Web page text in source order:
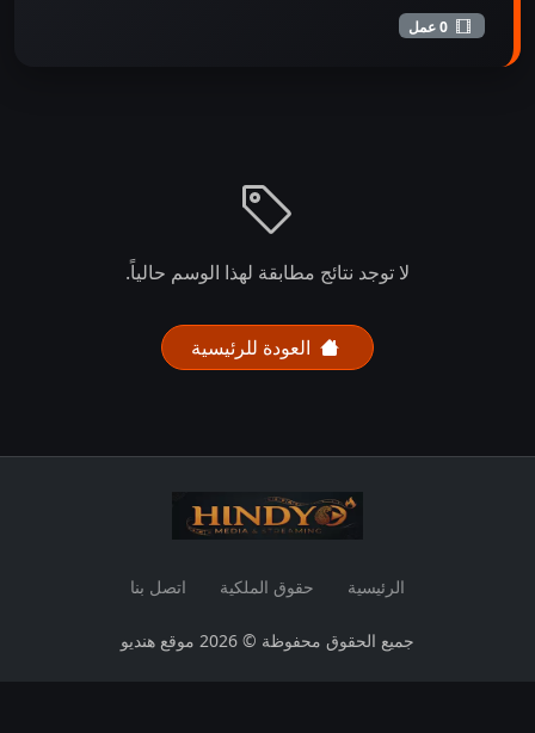
لا توجد نتائج مطابقة لهذا الوسم حالياً.
العودة للرئيسية
الرئيسية حقوق الملكية اتصل بنا
جميع الحقوق محفوظة © 2026 موقع هنديو